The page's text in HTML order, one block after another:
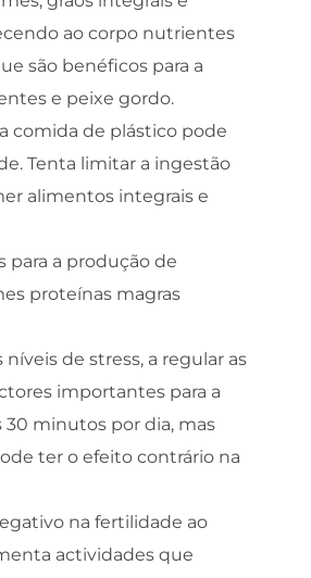
ao corpo nutrientes
são benéficos para a
e peixe gordo.
comida de plástico pode
Tenta limitar a ingestão
alimentos integrais e
para a produção de
proteínas magras
de stress, a regular as
importantes para a
minutos por dia, mas
ter o efeito contrário na
na fertilidade ao
actividades que